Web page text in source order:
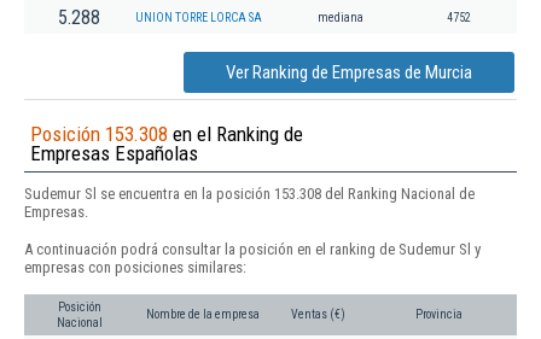
5.288 UNION TORRE LORCA SA mediana 4752
Ver Ranking de Empresas de Murcia
Posición 153.308 en el Ranking de
Empresas Españolas
Sudemur Sl se encuentra en la posición 153.308 del Ranking Nacional de
Empresas.
A continuación podrá consultar la posición en el ranking de Sudemur Sl y
empresas con posiciones similares:
Posición
Nacional
Nombre de la empresa Ventas (€) Provincia